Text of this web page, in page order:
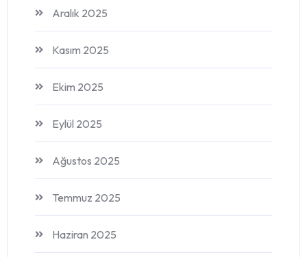
Aralık 2025
Kasım 2025
Ekim 2025
Eylül 2025
Ağustos 2025
Temmuz 2025
Haziran 2025